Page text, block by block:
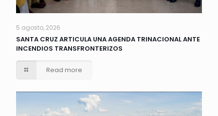
5 agosto, 2026
SANTA CRUZ ARTICULA UNA AGENDA TRINACIONAL ANTE
INCENDIOS TRANSFRONTERIZOS
Read more